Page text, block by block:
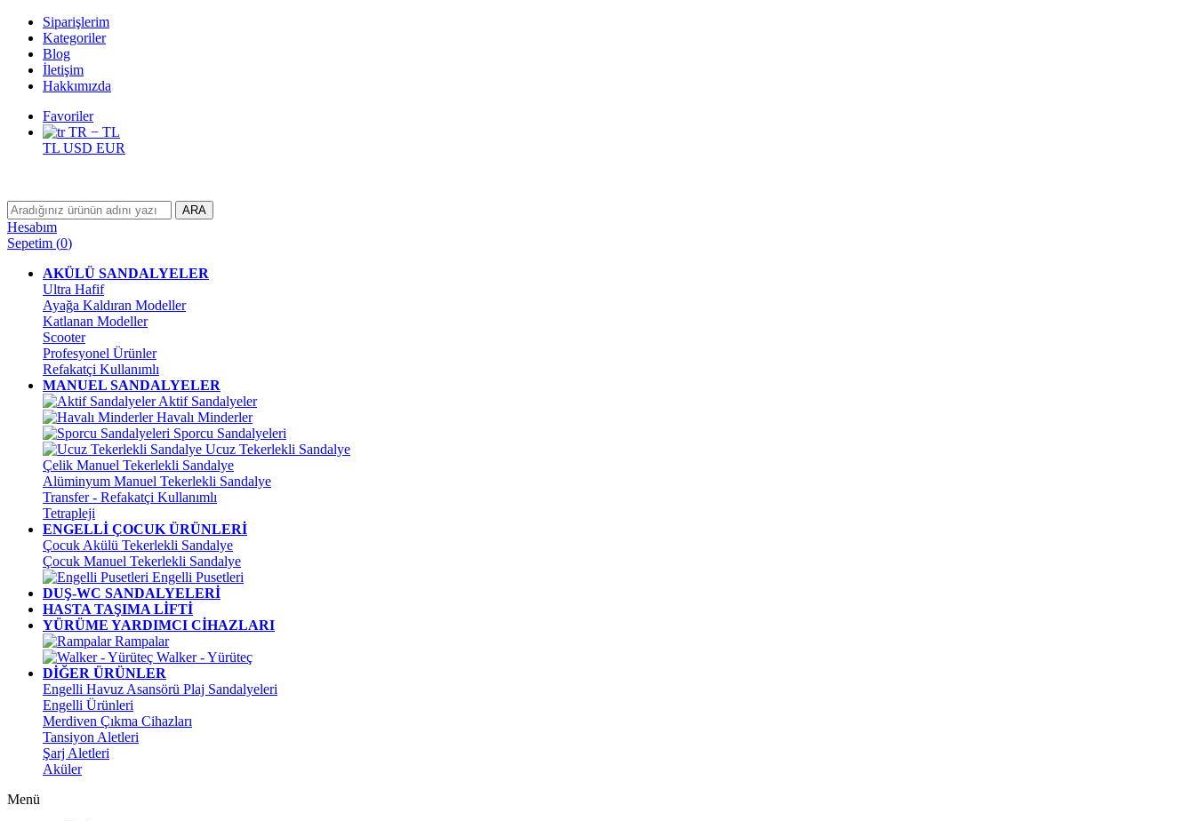
Siparişlerim
Kategoriler
Blog
İletişim
Hakkımızda
Favoriler
TR − TL
TL USD EUR
ARA
Hesabım
Sepetim (0)
AKÜLÜ SANDALYELER
Ultra Hafif
Ayağa Kaldıran Modeller
Katlanan Modeller
Scooter
Profesyonel Ürünler
Refakatçi Kullanımlı
MANUEL SANDALYELER
Aktif Sandalyeler
Havalı Minderler
Sporcu Sandalyeleri
Ucuz Tekerlekli Sandalye
Çelik Manuel Tekerlekli Sandalye
Alüminyum Manuel Tekerlekli Sandalye
Transfer - Refakatçi Kullanımlı
Tetrapleji
ENGELLİ ÇOCUK ÜRÜNLERİ
Çocuk Akülü Tekerlekli Sandalye
Çocuk Manuel Tekerlekli Sandalye
Engelli Pusetleri
DUŞ-WC SANDALYELERİ
HASTA TAŞIMA LİFTİ
YÜRÜME YARDIMCI CİHAZLARI
Rampalar
Walker - Yürüteç
DİĞER ÜRÜNLER
Engelli Havuz Asansörü Plaj Sandalyeleri
Engelli Ürünleri
Merdiven Çıkma Cihazları
Tansiyon Aletleri
Şarj Aletleri
Aküler
Menü